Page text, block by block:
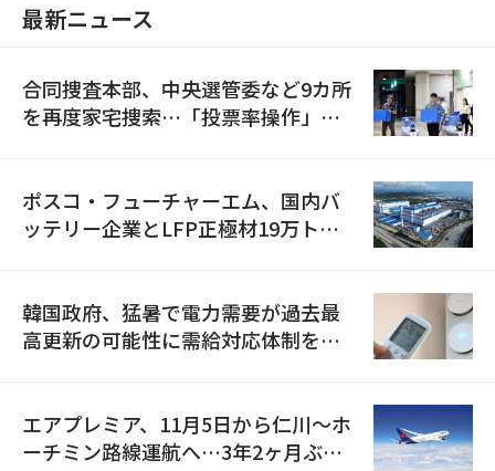
最新ニュース
合同捜査本部、中央選管委など9カ所
を再度家宅捜索…「投票率操作」の
ポスコ・フューチャーエム、国内バ
ッテリー企業とLFP正極材19万トン
韓国政府、猛暑で電力需要が過去最
高更新の可能性に需給対応体制を点
エアプレミア、11月5日から仁川〜ホ
ーチミン路線運航へ…3年2ヶ月ぶり